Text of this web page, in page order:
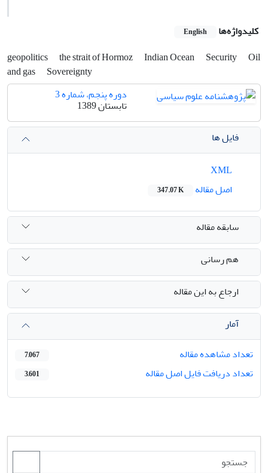
کلیدواژه‌ها English
geopolitics the strait of Hormoz Indian Ocean Security
Oil
and gas
Sovereignty
دوره پنجم، شماره 3
تابستان 1389
فایل ها
اصل مقاله
347.07 K
سابقه مقاله
هم رسانی
ارجاع به این مقاله
آمار
تعداد مشاهده مقاله
7,067
تعداد دریافت فایل اصل مقاله 3,601